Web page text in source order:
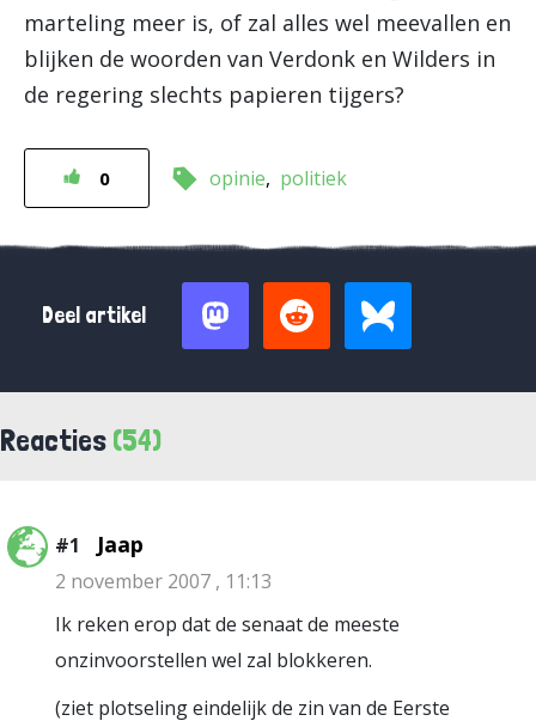
marteling meer is, of zal alles wel meevallen en
blijken de woorden van Verdonk en Wilders in
de regering slechts papieren tijgers?
0 opinie politiek
Deel artikel
Reacties (54)
#1 Jaap
2 november 2007 , 11:13
Ik reken erop dat de senaat de meeste
onzinvoorstellen wel zal blokkeren.
(ziet plotseling eindelijk de zin van de Eerste